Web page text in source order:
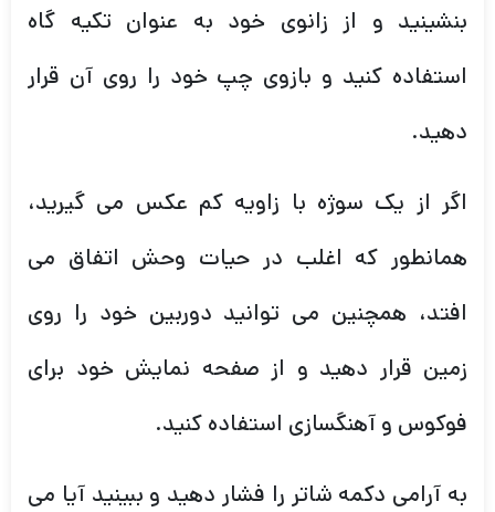
بنشینید و از زانوی خود به عنوان تکیه گاه
استفاده کنید و بازوی چپ خود را روی آن قرار
دهید.
اگر از یک سوژه با زاویه کم عکس می گیرید،
همانطور که اغلب در حیات وحش اتفاق می
افتد، همچنین می توانید دوربین خود را روی
زمین قرار دهید و از صفحه نمایش خود برای
فوکوس و آهنگسازی استفاده کنید.
به آرامی دکمه شاتر را فشار دهید و ببینید آیا می